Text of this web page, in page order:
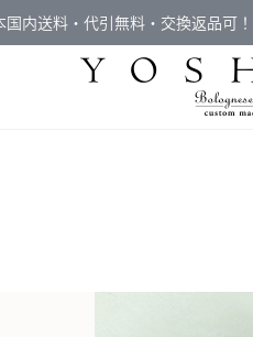
国内送料・代引無料・交換返品可